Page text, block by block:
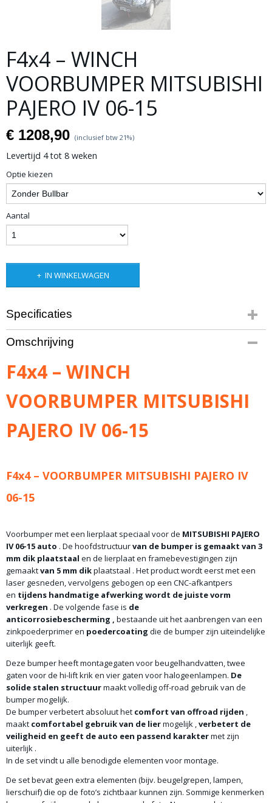
F4x4 – WINCH
VOORBUMPER MITSUBISHI
PAJERO IV 06-15
€ 1208,90 (inclusief btw 21%)
Levertijd 4 tot 8 weken
Optie kiezen
Aantal
IN WINKELWAGEN
Specificaties
Productcode
1655-372
Bruto gewicht
75,00 Kg
Omschrijving
F4x4 – WINCH
VOORBUMPER MITSUBISHI
PAJERO IV 06-15
F4x4 – VOORBUMPER MITSUBISHI PAJERO IV
06-15
Voorbumper met een lierplaat speciaal voor de MITSUBISHI PAJERO
IV 06-15 auto . De hoofdstructuurvan de bumper is gemaakt van 3
mm dik plaatstaal en de lierplaat en framebevestigingen zijn
gemaaktvan 5 mm dikplaatstaal . Het product wordt eerst met een
laser gesneden, vervolgens gebogen op een CNC-afkantpers
en tijdens handmatige afwerking wordt de juiste vorm
verkregen . De volgende fase is de
anticorrosiebescherming , bestaande uit het aanbrengen van een
zinkpoederprimer en poedercoating die de bumper zijn uiteindelijke
uiterlijk geeft.
Deze bumper heeft montagegaten voor beugelhandvatten, twee
gaten voor de hi-lift krik en vier gaten voor halogeenlampen. De
solide stalen structuurmaakt volledig off-road gebruik van de
bumper mogelijk.
De bumper verbetert absoluut het comfort van offroad rijden ,
maakt comfortabel gebruik van de liermogelijk ,verbetert de
veiligheid en geeft de auto een passend karaktermet zijn
uiterlijk .
In de set vindt u alle benodigde elementen voor montage.
De set bevat geen extra elementen (bijv. beugelgrepen, lampen,
lierschuif) die op de foto’s zichtbaar kunnen zijn. Sommige kenmerken